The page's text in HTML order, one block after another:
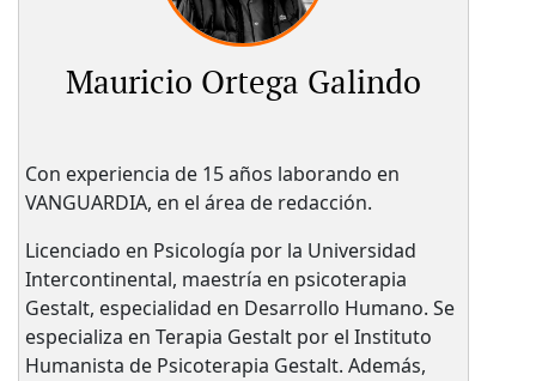
Mauricio Ortega Galindo
Con experiencia de 15 años laborando en
VANGUARDIA, en el área de redacción.
Licenciado en Psicología por la Universidad
Intercontinental, maestría en psicoterapia
Gestalt, especialidad en Desarrollo Humano. Se
especializa en Terapia Gestalt por el Instituto
Humanista de Psicoterapia Gestalt. Además,